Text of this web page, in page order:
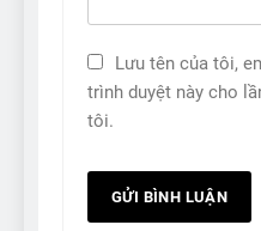
Lưu tên của tôi,
trình duyệt này cho
tôi.